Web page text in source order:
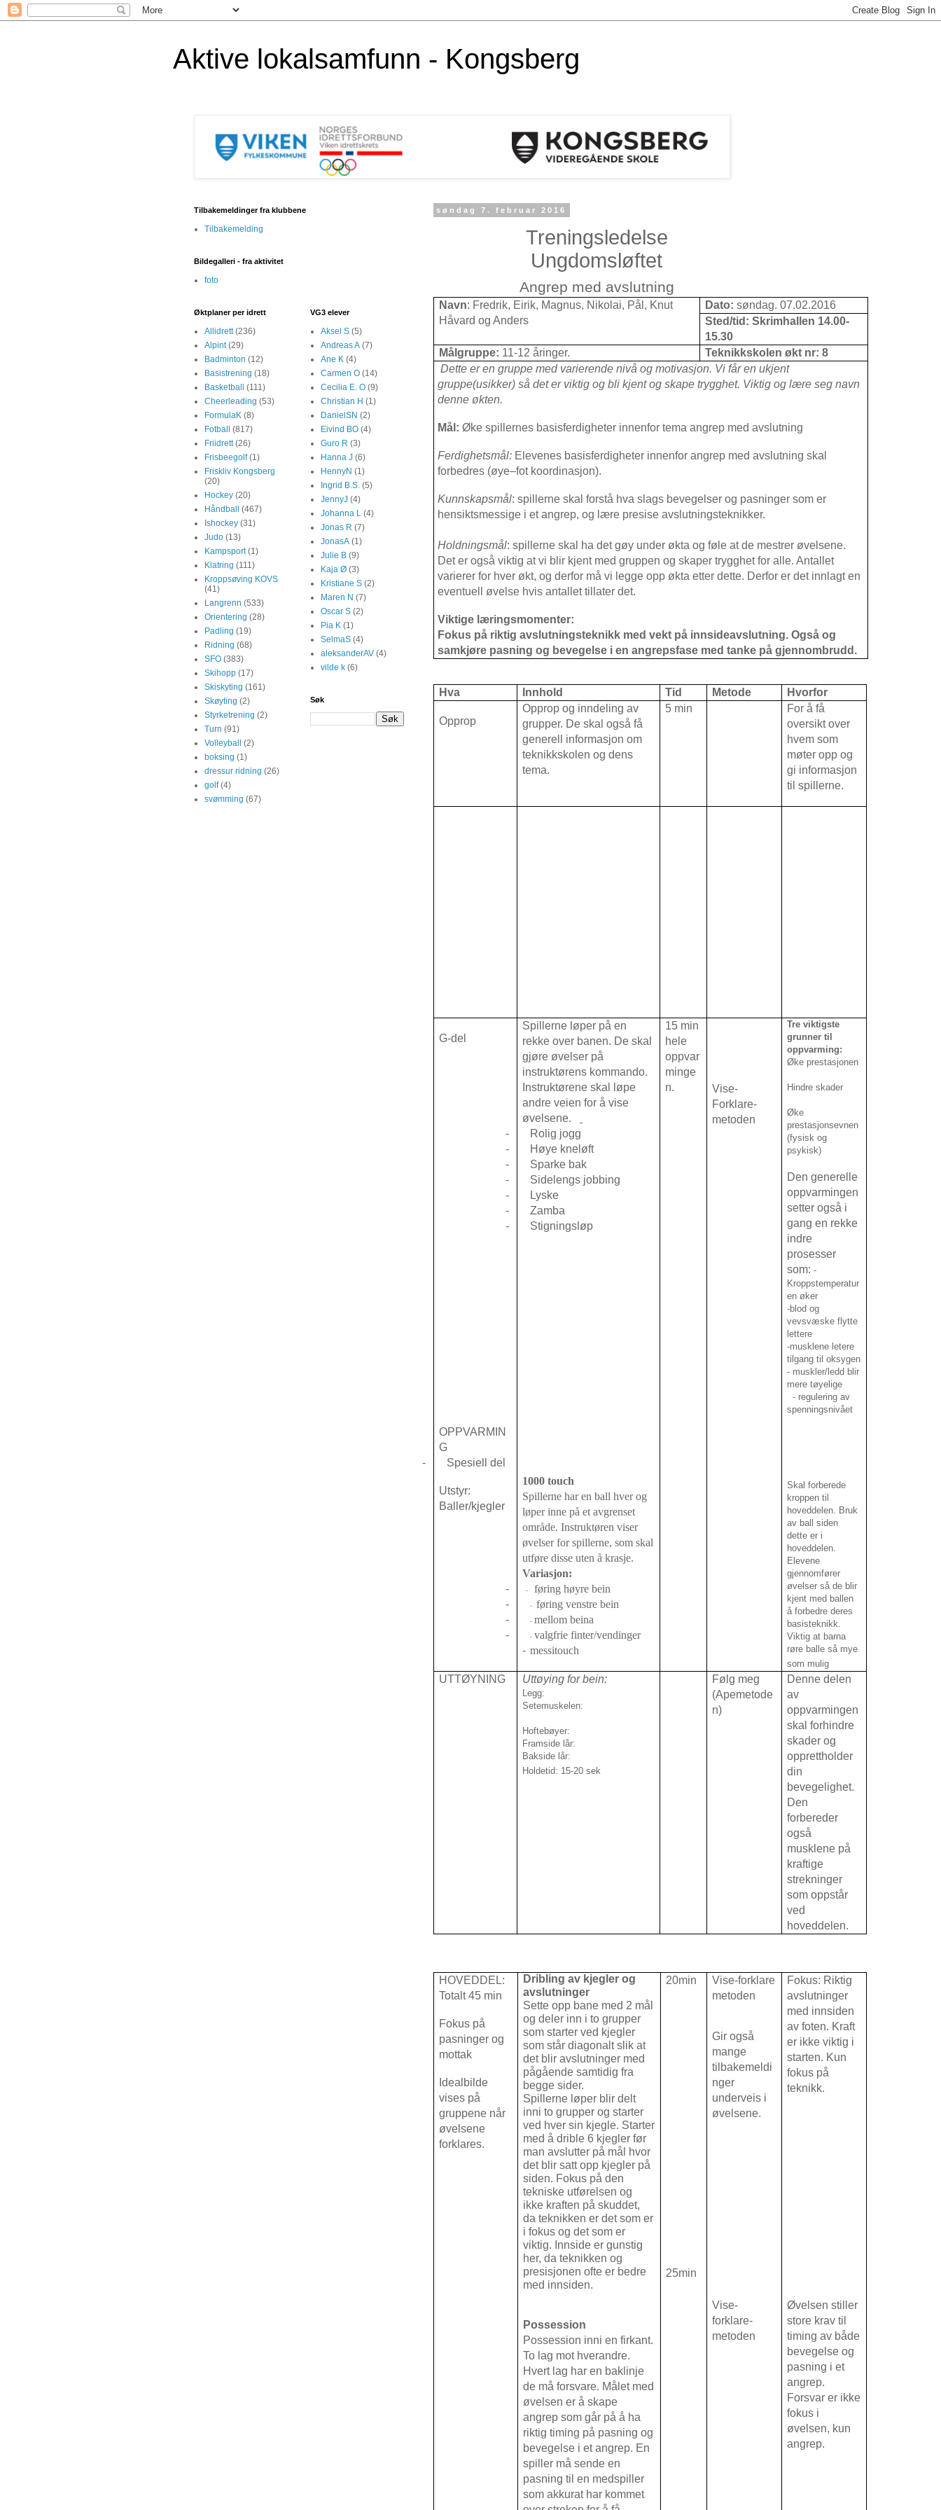
Aktive lokalsamfunn - Kongsberg
søndag 7. februar 2016
Treningsledelse
Ungdomsløftet
Angrep med avslutning
Navn: Fredrik, Eirik, Magnus, Nikolai, Pål, Knut
Håvard og Anders
Dato: søndag. 07.02.2016
Sted/tid: Skrimhallen 14.00-
15.30
Målgruppe: 11-12 åringer.
Teknikkskolen økt nr: 8
Dette er en gruppe med varierende nivå og motivasjon. Vi får en ukjent
gruppe(usikker) så det er viktig og bli kjent og skape trygghet. Viktig og lære seg navn
denne økten.
Mål: Øke spillernes basisferdigheter innenfor tema angrep med avslutning
Ferdighetsmål:Elevenes basisferdigheter innenfor angrep med avslutning skal
forbedres (øye–fot koordinasjon).
Kunnskapsmål: spillerne skal forstå hva slags bevegelser og pasninger som er
hensiktsmessige i et angrep, og lære presise avslutningsteknikker.
Holdningsmål: spillerne skal ha det gøy under økta og føle at de mestrer øvelsene.
Det er også viktig at vi blir kjent med gruppen og skaper trygghet for alle. Antallet
varierer for hver økt, og derfor må vi legge opp økta etter dette. Derfor er det innlagt en
eventuell øvelse hvis antallet tillater det.
Viktige læringsmomenter:
Fokus på riktig avslutningsteknikk med vekt på innsideavslutning. Også og
samkjøre pasning og bevegelse i en angrepsfase med tanke på gjennombrudd.
Hva Innhold Tid Metode Hvorfor
Opprop
Opprop og inndeling av
grupper. De skal også få
generell informasjon om
teknikkskolen og dens
tema.
5 min
For å få
oversikt over
hvem som
møter opp og
gi informasjon
til spillerne.
G-del
OPPVARMIN
G
-
Spesiell del
Utstyr:
Baller/kjegler
Spillerne løper på en
rekke over banen. De skal
gjøre øvelser på
instruktørens kommando.
Instruktørene skal løpe
andre veien for å vise
øvelsene.
-
Rolig jogg
-
Høye kneløft
-
Sparke bak
-
Sidelengs jobbing
-
Lyske
-
Zamba
-
Stigningsløp
1000 touch
Spillerne har en ball hver og
løper inne på et avgrenset
område. Instruktøren viser
øvelser for spillerne, som skal
utføre disse uten å krasje.
Variasjon:
- - føring høyre bein
- - føring venstre bein
- -mellom beina
- - valgfrie finter/vendinger
- messitouch
15 min
hele
oppvar
minge
n.
Vise-
Forklare-
metoden
Tre viktigste
grunner til
oppvarming:
Øke prestasjonen
Hindre skader
Øke
prestasjonsevnen
(fysisk og
psykisk)
Den generelle
oppvarmingen
setter også i
gang en rekke
indre
prosesser
som:-
Kroppstemperatur
en øker
-blod og
vevsvæske flytte
lettere
-musklene letere
tilgang til oksygen
- muskler/ledd blir
mere tøyelige
- regulering av
spenningsnivået
Skal forberede
kroppen til
hoveddelen. Bruk
av ball siden
dette er i
hoveddelen.
Elevene
gjennomfører
øvelser så de blir
kjent med ballen
å forbedre deres
basisteknikk.
Viktig at barna
røre balle så mye
som mulig
UTTØYNING Uttøying for bein:
Legg:
Setemuskelen:
Hoftebøyer:
Framside lår:
Bakside lår:
Holdetid: 15-20 sek
Følg meg
(Apemetode
n)
Denne delen
av
oppvarmingen
skal forhindre
skader og
opprettholder
din
bevegelighet.
Den
forbereder
også
musklene på
kraftige
strekninger
som oppstår
ved
hoveddelen.
HOVEDDEL:
Totalt 45 min
Fokus på
pasninger og
mottak
Idealbilde
vises på
gruppene når
øvelsene
forklares.
Dribling av kjegler og
avslutninger
Sette opp bane med 2 mål
og deler inn i to grupper
som starter ved kjegler
som står diagonalt slik at
det blir avslutninger med
pågående samtidig fra
begge sider.
Spillerne løper blir delt
inni to grupper og starter
ved hver sin kjegle. Starter
med å drible 6 kjegler før
man avslutter på mål hvor
det blir satt opp kjegler på
siden. Fokus på den
tekniske utførelsen og
ikke kraften på skuddet,
da teknikken er det som er
i fokus og det som er
viktig. Innside er gunstig
her, da teknikken og
presisjonen ofte er bedre
med innsiden.
Possession
Possession inni en firkant.
To lag mot hverandre.
Hvert lag har en baklinje
de må forsvare. Målet med
øvelsen er å skape
angrep som går på å ha
riktig timing på pasning og
bevegelse i et angrep. En
spiller må sende en
pasning til en medspiller
som akkurat har kommet
20min
25min
Vise-forklare
metoden
Gir også
mange
tilbakemeldi
nger
underveis i
øvelsene.
Vise-
forklare-
metoden
Fokus: Riktig
avslutninger
med innsiden
av foten. Kraft
er ikke viktig i
starten. Kun
fokus på
teknikk.
Øvelsen stiller
store krav til
timing av både
bevegelse og
pasning i et
angrep.
Forsvar er ikke
fokus i
øvelsen, kun
angrep.
Tilbakemeldinger fra klubbene
Tilbakemelding
Bildegalleri - fra aktivitet
foto
Øktplaner per idrett
Allidrett (236)
Alpint (29)
Badminton (12)
Basistrening (18)
Basketball
(111)
Cheerleading (53)
FormulaK (8)
Fotball
(817)
Friidrett (26)
Frisbeegolf (1)
Friskliv Kongsberg
(20)
Hockey (20)
Håndball
(467)
Ishockey (31)
Judo (13)
Kampsport (1)
Klatring (111)
Kroppsøving KOVS
(41)
Langrenn (533)
Orientering (28)
Padling (19)
Ridning (68)
SFO (383)
Skihopp (17)
Skiskyting (161)
Skøyting (2)
Styrketrening (2)
Turn (91)
Volleyball
(2)
boksing (1)
dressur ridning (26)
golf (4)
svømming (67)
VG3 elever
Aksel S (5)
Andreas A (7)
Ane K (4)
Carmen O (14)
Cecilia E. O (9)
Christian H (1)
DanielSN (2)
Eivind BO (4)
Guro R (3)
Hanna J (6)
HennyN (1)
Ingrid B.S. (5)
JennyJ (4)
Johanna L (4)
Jonas R (7)
JonasA (1)
Julie B (9)
Kaja Ø (3)
Kristiane S (2)
Maren N (7)
Oscar S (2)
Pia K (1)
SelmaS (4)
aleksanderAV (4)
vilde k (6)
Søk